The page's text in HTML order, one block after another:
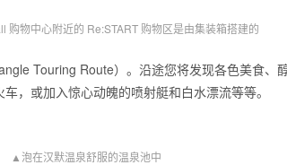
购物中心附近的 Re:START 购物区是由集装箱搭建的
Touring Route）。沿途您将发现各色美食、
，或加入惊心动魄的喷射艇和白水漂流等等。
▲泡在汉默温泉舒服的温泉池中